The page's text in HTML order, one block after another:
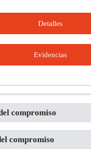
Detalles
Evidencias
compromiso
compromiso